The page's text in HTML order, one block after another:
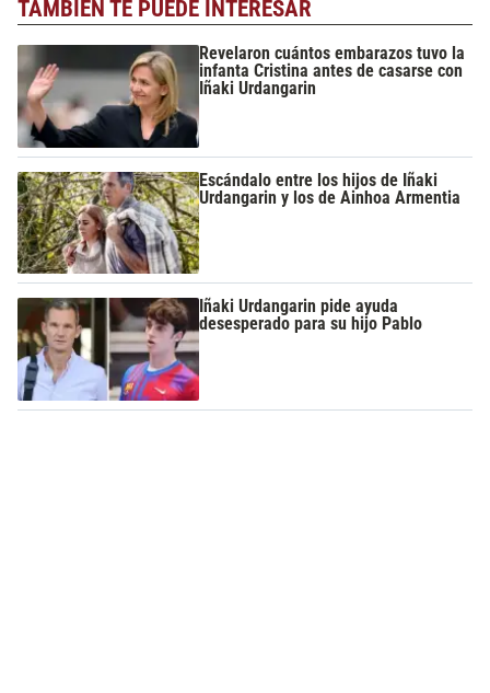
TAMBIÉN TE PUEDE INTERESAR
Revelaron cuántos embarazos tuvo la
infanta Cristina antes de casarse con
Iñaki Urdangarin
Escándalo entre los hijos de Iñaki
Urdangarin y los de Ainhoa Armentia
Iñaki Urdangarin pide ayuda
desesperado para su hijo Pablo